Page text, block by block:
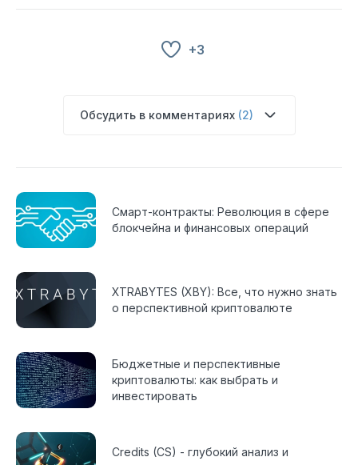
Обсудить в комментариях (2)
+3
Смарт-контракты: Революция в сфере
блокчейна и финансовых операций
XTRABYTES (XBY): Все, что нужно знать
о перспективной криптовалюте
Бюджетные и перспективные
криптовалюты: как выбрать и
инвестировать
Credits (CS) - глубокий анализ и